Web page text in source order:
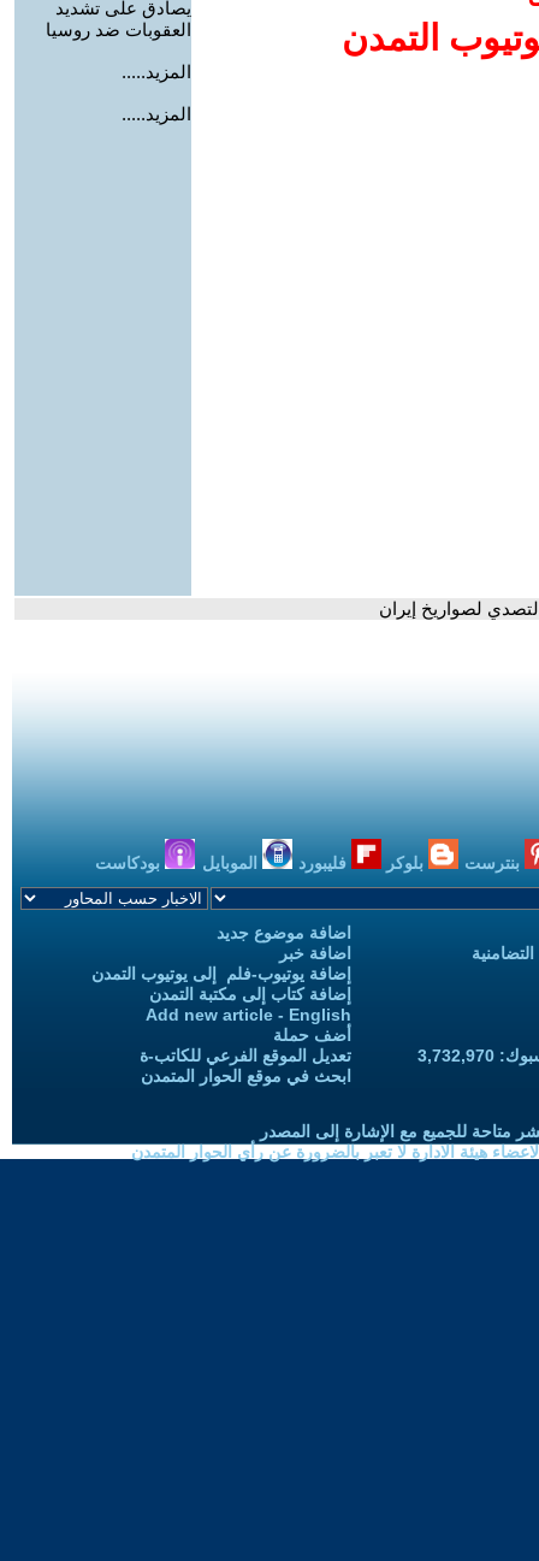
التمدن
يصادق على تشديد
العقوبات ضد روسيا
المزيد.....
المزيد.....
لصواريخ إيران
بنترست بلوكر فليبورد الموبايل بودكاست
اضافة موضوع جديد
اضافة خبر
إضافة يوتيوب-فلم إلى يوتيوب التمدن
إضافة كتاب إلى مكتبة التمدن
Add new article - English
أضف حملة
تعديل الموقع الفرعي للكاتب-ة
ابحث في موقع الحوار المتمدن
متاحة للجميع مع الإشارة إلى المصدر
هيئة الادارة لا تعبر بالضرورة عن رأي الحوار المتمدن